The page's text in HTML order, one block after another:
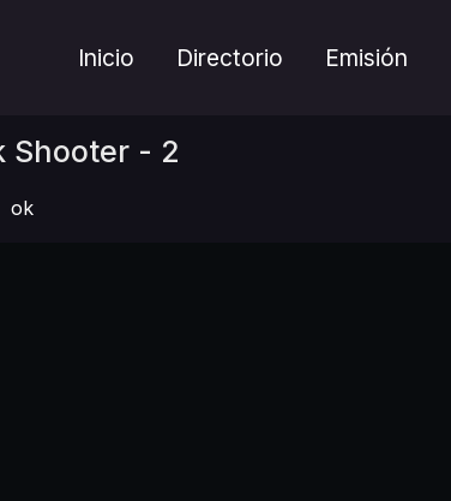
Inicio Directorio Emisión
Shooter - 2
ok